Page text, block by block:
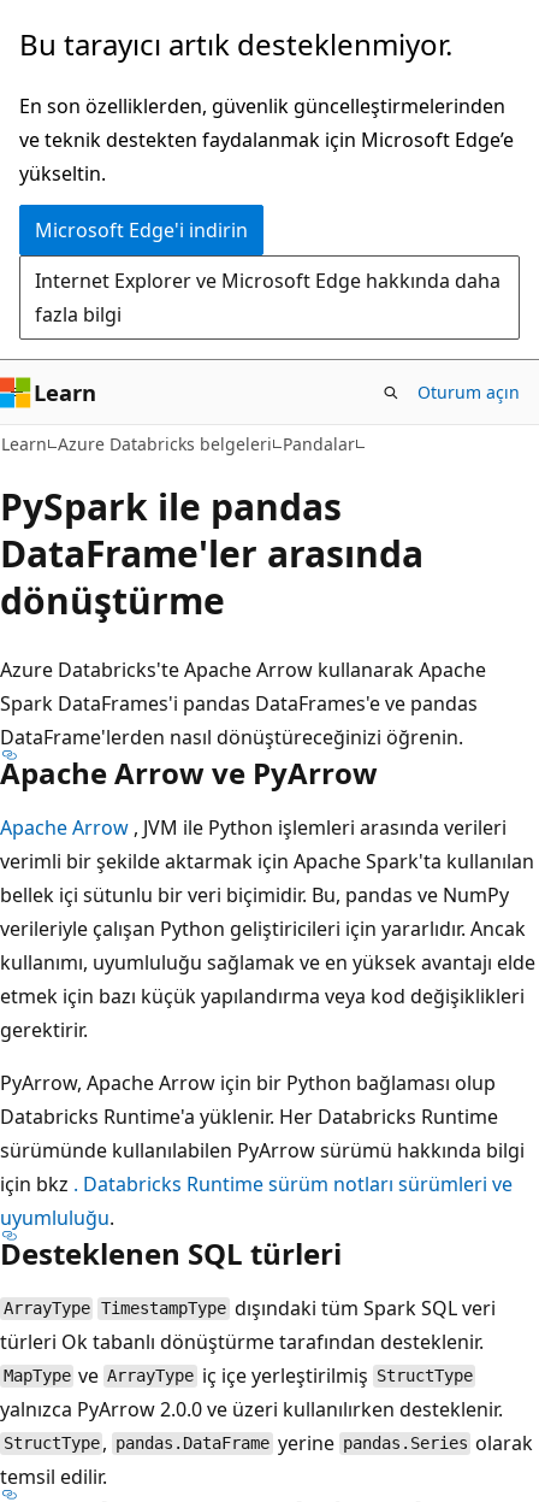
Ana
atla
Bu tarayıcı artık desteklenmiyor.
En son özelliklerden, güvenlik güncelleştirmelerinden
ve teknik destekten faydalanmak için Microsoft Edge’e
yükseltin.
Microsoft Edge'i indirin
Internet Explorer ve Microsoft Edge hakkında daha
fazla bilgi
Learn Oturum açın
Learn Azure Databricks belgeleri Pandalar
PySpark ile pandas
DataFrame'ler arasında
dönüştürme
Azure Databricks'te Apache Arrow kullanarak Apache
Spark DataFrames'i pandas DataFrames'e ve pandas
DataFrame'lerden nasıl dönüştüreceğinizi öğrenin.
Apache Arrow ve PyArrow
Apache Arrow , JVM ile Python işlemleri arasında verileri
verimli bir şekilde aktarmak için Apache Spark'ta kullanılan
bellek içi sütunlu bir veri biçimidir. Bu, pandas ve NumPy
verileriyle çalışan Python geliştiricileri için yararlıdır. Ancak
kullanımı, uyumluluğu sağlamak ve en yüksek avantajı elde
etmek için bazı küçük yapılandırma veya kod değişiklikleri
gerektirir.
PyArrow, Apache Arrow için bir Python bağlaması olup
Databricks Runtime'a yüklenir. Her Databricks Runtime
sürümünde kullanılabilen PyArrow sürümü hakkında bilgi
için bkz . Databricks Runtime sürüm notları sürümleri ve
uyumluluğu.
Desteklenen SQL türleri
ArrayType TimestampType dışındaki tüm Spark SQL veri
türleri Ok tabanlı dönüştürme tarafından desteklenir.
MapType ve ArrayType iç içe yerleştirilmiş StructType
yalnızca PyArrow 2.0.0 ve üzeri kullanılırken desteklenir.
StructType , pandas.DataFrame yerine pandas.Series olarak
temsil edilir.